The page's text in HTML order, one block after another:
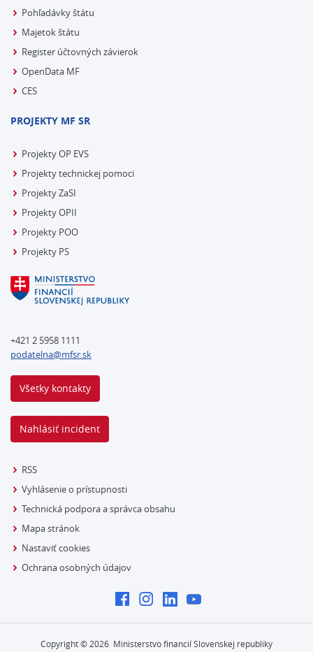
Pohľadávky štátu
Majetok štátu
Register účtovných závierok
OpenData MF
CES
PROJEKTY MF SR
Projekty OP EVS
Projekty technickej pomoci
Projekty ZaSI
Projekty OPII
Projekty POO
Projekty PS
+421 2 5958 1111
podatelna@mfsr.sk
Všetky kontakty
Nahlásiť incident
RSS
Vyhlásenie o prístupnosti
Technická podpora a správca obsahu
Mapa stránok
Nastaviť cookies
Ochrana osobných údajov
Copyright © 2026 Ministerstvo financií Slovenskej republiky